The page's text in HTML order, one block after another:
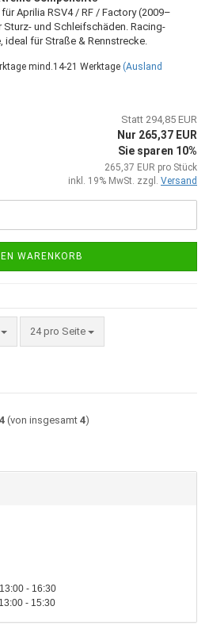
für Aprilia RSV4 / RF / Factory (2009–
Sturz- und Schleifschäden. Racing-
für Straße & Rennstrecke.
mind.14-21 Werktage (Ausland
Statt 294,85 EUR
Nur 265,37 EUR
Sie sparen 10%
265,37 EUR pro Stück
inkl. 19% MwSt. zzgl. Versand
WARENKORB
24 pro Seite
pro Seite
4(von insgesamt 4)
- 16:30
- 15:30